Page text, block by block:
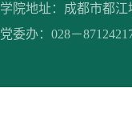
学院地址：成都市都
党委办：028－